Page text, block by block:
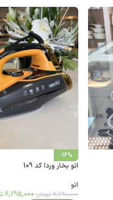
-16%
اتو بخار وردا کد 109
اتو
9,790,000 تومان 8,195,000